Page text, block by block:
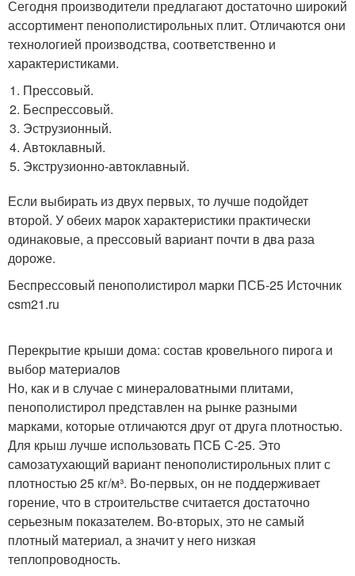
Сегодня производители предлагают достаточно широкий
ассортимент пенополистирольных плит. Отличаются они
технологией производства, соответственно и
характеристиками.
Прессовый.
Беспрессовый.
Эструзионный.
Автоклавный.
Экструзионно-автоклавный.
Если выбирать из двух первых, то лучше подойдет
второй. У обеих марок характеристики практически
одинаковые, а прессовый вариант почти в два раза
дороже.
Беспрессовый пенополистирол марки ПСБ-25 Источник
csm21.ru
Перекрытие крыши дома: состав кровельного пирога и
выбор материалов
Но, как и в случае с минераловатными плитами,
пенополистирол представлен на рынке разными
марками, которые отличаются друг от друга плотностью.
Для крыш лучше использовать ПСБ С-25. Это
самозатухающий вариант пенополистирольных плит с
плотностью 25 кг/м³. Во-первых, он не поддерживает
горение, что в строительстве считается достаточно
серьезным показателем. Во-вторых, это не самый
плотный материал, а значит у него низкая
теплопроводность.